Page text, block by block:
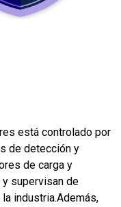
está controlado por
de detección y
de carga y
supervisan de
industria.Además,